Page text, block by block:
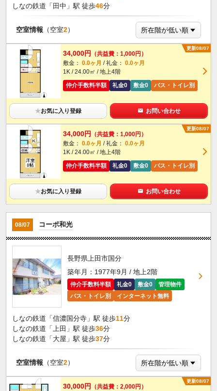
しなの鉄道「田中」駅 徒歩46分
空室情報 （空室2）
更新08/07
34,000円
（共益費：1,000円）
敷金： 0.0ヶ月 / 礼金： 0.0ヶ月
1K / 24.00㎡ / 地上4階
仲介手数料半額
礼金0 敷金0 バス・トイレ別
★お気に入り登録 お問い合わせ
更新08/07
34,000円
（共益費：1,000円）
敷金： 0.0ヶ月 / 礼金： 0.0ヶ月
1K / 24.00㎡ / 地上4階
仲介手数料半額
礼金0 敷金0 バス・トイレ別
★お気に入り登録 お問い合わせ
08/07 コーポ和光
長野県上田市国分
築年月：1977年9月 / 地上2階
仲介手数料半額 礼金0 敷金0
管理物件
バス・トイレ別
インターネット無料
しなの鉄道「信濃国分寺」駅 徒歩11分
しなの鉄道「上田」駅 徒歩36分
しなの鉄道「大屋」駅 徒歩37分
空室情報 （空室2）
更新08/07
30,000円
（共益費：2,000円）